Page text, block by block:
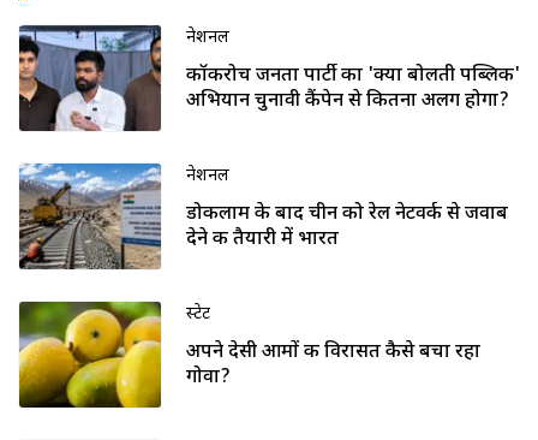
नेशनल
कॉकरोच जनता पार्टी का 'क्या बोलती पब्लिक'
अभियान चुनावी कैंपेन से कितना अलग होगा?
नेशनल
डोकलाम के बाद चीन को रेल नेटवर्क से जवाब
देने की तैयारी में भारत
स्टेट
अपने देसी आमों की विरासत कैसे बचा रहा
गोवा?